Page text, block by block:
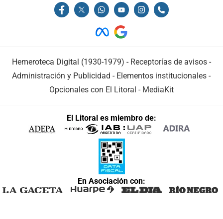
Hemeroteca Digital (1930-1979) - Receptorías de avisos -
Administración y Publicidad - Elementos institucionales -
Opcionales con El Litoral - MediaKit
El Litoral es miembro de:
En Asociación con: